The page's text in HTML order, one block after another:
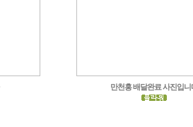
만천홍 배달완료 사진입니